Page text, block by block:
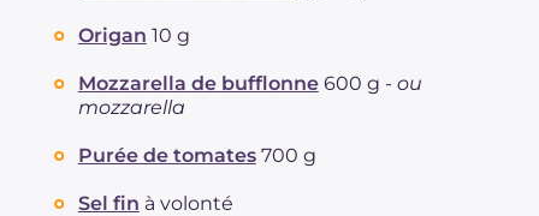
Origan 10 g
Mozzarella de bufflonne 600 g - ou
mozzarella
Purée de tomates 700 g
Sel fin à volonté